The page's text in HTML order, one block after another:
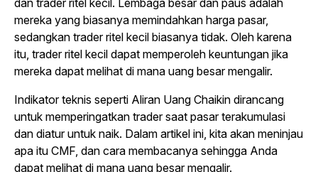
mereka yang biasanya memindahkan harga pasar,
sedangkan trader ritel kecil biasanya tidak. Oleh karena
itu, trader ritel kecil dapat memperoleh keuntungan jika
mereka dapat melihat di mana uang besar mengalir.
Indikator teknis seperti Aliran Uang Chaikin dirancang
untuk memperingatkan trader saat pasar terakumulasi
dan diatur untuk naik. Dalam artikel ini, kita akan meninjau
apa itu CMF, dan cara membacanya sehingga Anda
dapat melihat di mana uang besar mengalir.